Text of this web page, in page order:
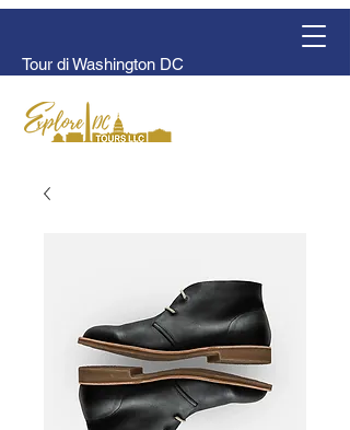
Tour di Washington DC